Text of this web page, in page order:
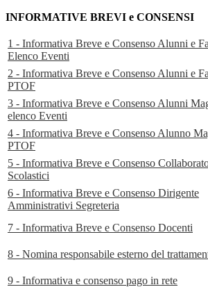
INFORMATIVE BREVI e CONSENSI
1 - Informativa Breve e Consenso Alunni e
Elenco Eventi
2 - Informativa Breve e Consenso Alunni e
PTOF
3 - Informativa Breve e Consenso Alunni
elenco Eventi
4 - Informativa Breve e Consenso Alunno
PTOF
5 - Informativa Breve e Consenso
Scolastici
6 - Informativa Breve e Consenso Dirigente
Amministrativi Segreteria
7 - Informativa Breve e Consenso Docenti
8 - Nomina responsabile esterno del
9 - Informativa e consenso pago in rete